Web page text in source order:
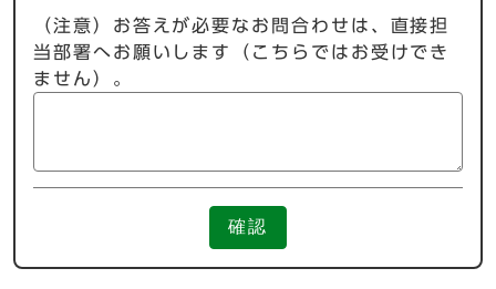
（注意）お答えが必要なお問合わせは、直接担
当部署へお願いします（こちらではお受けでき
ません）。
確認